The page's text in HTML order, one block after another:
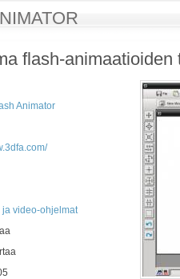
flash-animaatioiden
Animator
ja video-ohjelmat